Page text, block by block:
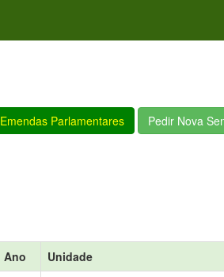
Emendas Parlamentares Pedir Nova
Ano Unidade